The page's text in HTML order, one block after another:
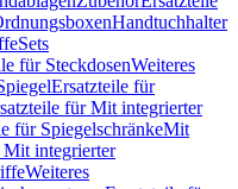
Handtuchhalter
Sets
für SteckdosenWeiteres
Ersatzteile für
für Mit integrierter
für SpiegelschränkeMit
integrierter
Weiteres